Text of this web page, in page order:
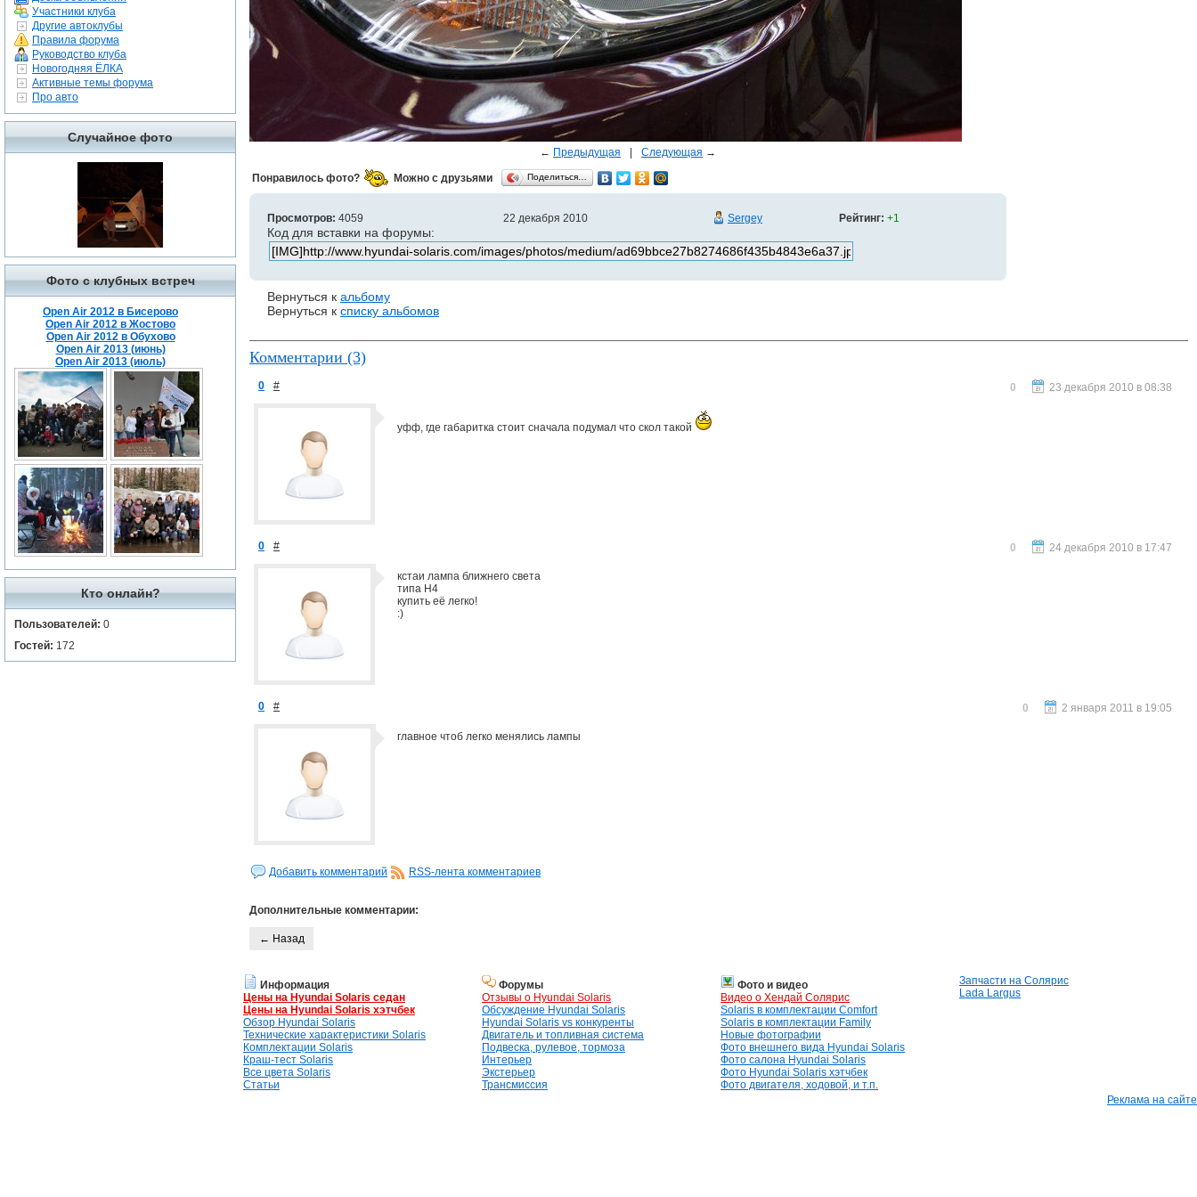
Участники клуба
Другие автоклубы
Правила форума
Руководство клуба
Новогодняя ЁЛКА
Активные темы форума
Про авто
Случайное фото
Фото с клубных встреч
Open Air 2012 в Бисерово
Open Air 2012 в Жостово
Open Air 2012 в Обухово
Open Air 2013 (июнь)
Open Air 2013 (июль)
Кто онлайн?
Пользователей: 0
Гостей: 172
← Предыдущая Следующая →
Понравилось фото? Можно с друзьями Поделиться…
Просмотров: 4059 22 декабря 2010 Sergey Рейтинг: +1
Код для вставки на форумы:
Вернуться к альбому
Вернуться к списку альбомов
Комментарии (3)
0 # 23 декабря 2010 в 08:38
0
уфф, где габаритка стоит сначала подумал что скол такой
0 # 24 декабря 2010 в 17:47
0
кстаи лампа ближнего света
типа Н4
купить её легко!
:)
0 # 2 января 2011 в 19:05
0
главное чтоб легко менялись лампы
Добавить комментарий RSS-лента комментариев
Дополнительные комментарии:
← Назад
Информация
Цены на Hyundai Solaris седан
Цены на Hyundai Solaris хэтчбек
Обзор Hyundai Solaris
Технические характеристики Solaris
Комплектации Solaris
Краш-тест Solaris
Все цвета Solaris
Статьи
Форумы
Отзывы о Hyundai Solaris
Обсуждение Hyundai Solaris
Hyundai Solaris vs конкуренты
Двигатель и топливная система
Подвеска, рулевое, тормоза
Интерьер
Экстерьер
Трансмиссия
Фото и видео
Видео о Хендай Солярис
Solaris в комплектации Comfort
Solaris в комплектации Family
Новые фотографии
Фото внешнего вида Hyundai Solaris
Фото салона Hyundai Solaris
Фото Hyundai Solaris хэтчбек
Фото двигателя, ходовой, и т.п.
Запчасти на Солярис
Lada Largus
Реклама на сайте